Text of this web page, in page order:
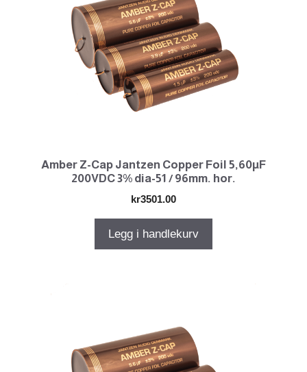
Amber Z-Cap Jantzen Copper Foil 5,60µF
200VDC 3% dia-51 / 96mm. hor.
kr3501.00
Legg i handlekurv